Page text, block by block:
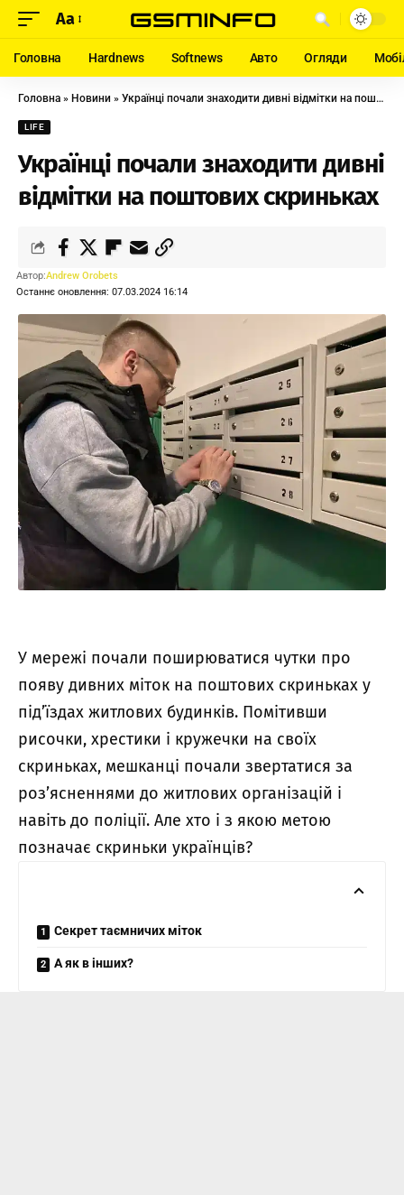
Aa
Головна Hardnews Softnews Авто Огляди
Головна » Новини » Українці почали знаходити дивні відмітки на поштових скриньках
LIFE
Українці почали знаходити дивні
відмітки на поштових скриньках
Останнє оновлення: 07.03.2024 16:14
Автор:Andrew Orobets
У мережі почали поширюватися чутки про
появу дивних міток на поштових скриньках у
під’їздах житлових будинків. Помітивши
рисочки, хрестики і кружечки на своїх
скриньках, мешканці почали звертатися за
роз’ясненнями до житлових організацій і
навіть до поліції. Але хто і з якою метою
позначає скриньки українців?
Секрет таємничих міток
А як в інших?